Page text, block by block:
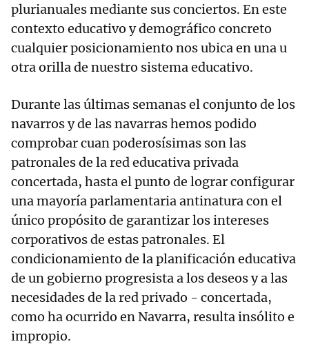
plurianuales mediante sus conciertos. En este
contexto educativo y demográfico concreto
cualquier posicionamiento nos ubica en una u
otra orilla de nuestro sistema educativo.
Durante las últimas semanas el conjunto de los
navarros y de las navarras hemos podido
comprobar cuan poderosísimas son las
patronales de la red educativa privada
concertada, hasta el punto de lograr configurar
una mayoría parlamentaria antinatura con el
único propósito de garantizar los intereses
corporativos de estas patronales. El
condicionamiento de la planificación educativa
de un gobierno progresista a los deseos y a las
necesidades de la red privado - concertada,
como ha ocurrido en Navarra, resulta insólito e
impropio.